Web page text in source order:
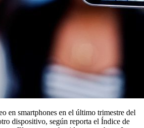
en smartphones en el último trimestre del
dispositivo, según reporta el Índice de